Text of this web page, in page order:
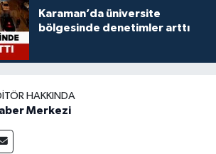
Karaman’da üniversite
bölgesinde denetimler arttı
HAKKINDA
Merkezi